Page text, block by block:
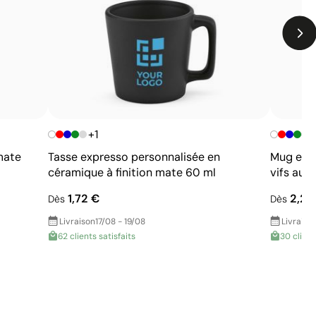
+1
Tasse expresso personnalisée en
céramique à finition mate 60 ml
Dès 1,72 €
Livraison17/08 - 19/08
62 clients satisfaits
Mug en
vifs au
Dès
30